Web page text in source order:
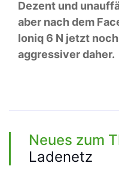
Dezent und
aber nach dem
Ioniq 6 N jetzt
aggressiver daher.
Neues zum
Ladenetz